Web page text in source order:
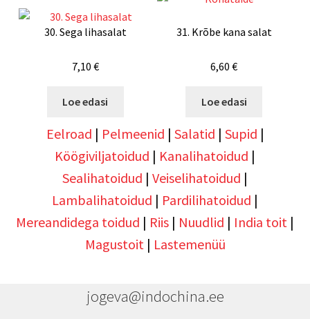
30. Sega lihasalat
7,10 €
Loe edasi
31. Krõbe kana salat
6,60€
Loe edasi
Eelroad | Pelmeenid | Salatid | Supid |
Köögiviljatoidud | Kanalihatoidud |
Sealihatoidud | Veiselihatoidud |
Lambalihatoidud | Pardilihatoidud |
Mereandidega toidud | Riis | Nuudlid | India toit |
Magustoit | Lastemenüü
jogeva@indochina.ee